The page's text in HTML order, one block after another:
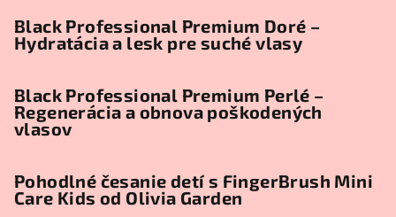
Black Professional Premium Doré –
Hydratácia a lesk pre suché vlasy
Black Professional Premium Perlé –
Regenerácia a obnova poškodených
vlasov
Pohodlné česanie detí s FingerBrush Mini
Care Kids od Olivia Garden